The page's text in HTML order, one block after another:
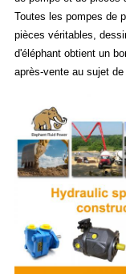
Toutes les pompes de
pièces véritables,
d'éléphant obtient un
après-vente au sujet